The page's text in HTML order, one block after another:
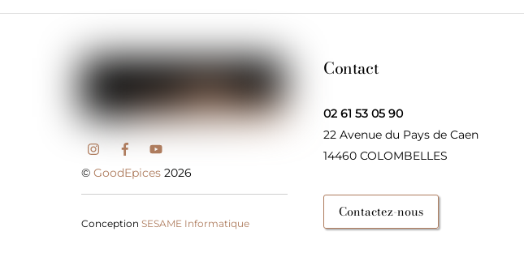
©GoodEpices 2026
ConceptionSESAME Informatique
Contact
02 61 53 05 90
22 Avenue du Pays de Caen
14460 COLOMBELLES
Contactez-nous